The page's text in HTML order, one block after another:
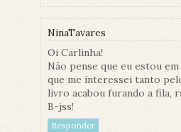
NinaTavares
Oi Carlinha!
Não pense que eu estou
que me interessei tanto
livro acabou furando a fila,
B-jss!
Responder